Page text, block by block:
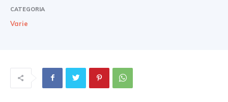
CATEGORIA
Varie